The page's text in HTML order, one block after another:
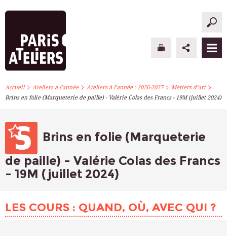
PARIS ATELIERS
ATELIERS À L’ANNÉE
STAGES PONCTUELS
INFOS PRATIQUES
S’INSCRIRE
Accueil> Ateliers à l’année> Ateliers à l’année : 2026-2027> Métiers d’art>
Brins en folie (Marqueterie de paille) - Valérie Colas des Francs - 19M (juillet 2024)
Brins en folie (Marqueterie
de paille) - Valérie Colas des Francs
- 19M (juillet 2024)
LES COURS : QUAND, OÙ, AVEC QUI ?